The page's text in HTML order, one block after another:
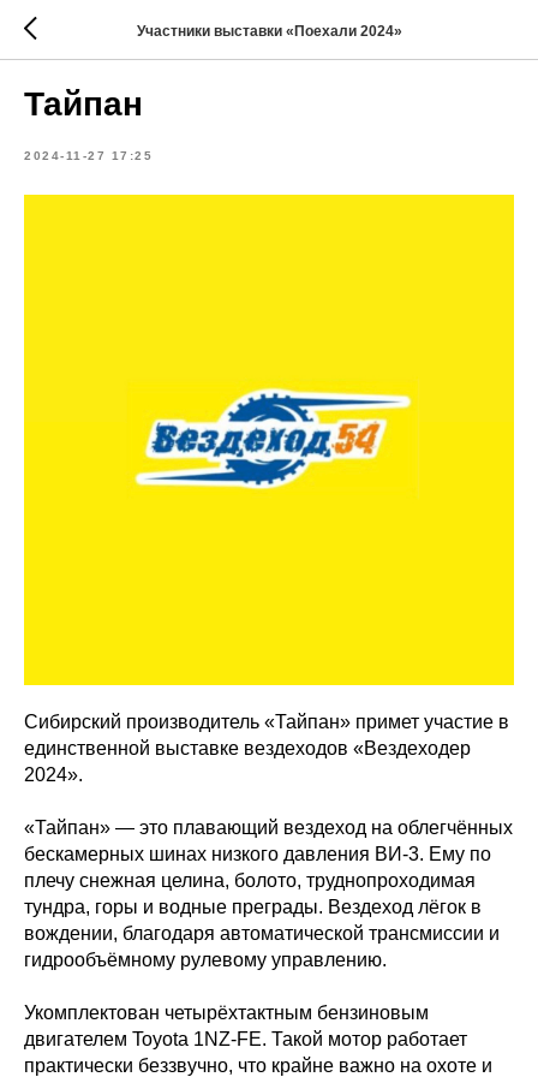
Участники выставки «Поехали 2024»
Тайпан
2024-11-27 17:25
Сибирский производитель «Тайпан» примет участие в
единственной выставке вездеходов «Вездеходер
2024».
«Тайпан» — это плавающий вездеход на облегчённых
бескамерных шинах низкого давления ВИ-3. Ему по
плечу снежная целина, болото, труднопроходимая
тундра, горы и водные преграды. Вездеход лёгок в
вождении, благодаря автоматической трансмиссии и
гидрообъёмному рулевому управлению.
Укомплектован четырёхтактным бензиновым
двигателем Toyota 1NZ-FE. Такой мотор работает
практически беззвучно, что крайне важно на охоте и